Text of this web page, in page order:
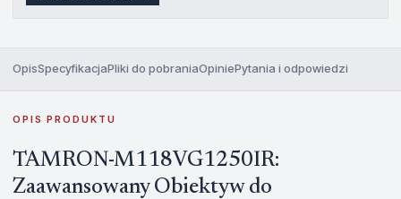
OpisSpecyfikacjaPliki do pobraniaOpiniePytania i odpowiedzi
OPIS PRODUKTU
TAMRON-M118VG1250IR:
Zaawansowany Obiektyw do